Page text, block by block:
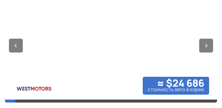
≈ $24 686
стоимость авто в корее